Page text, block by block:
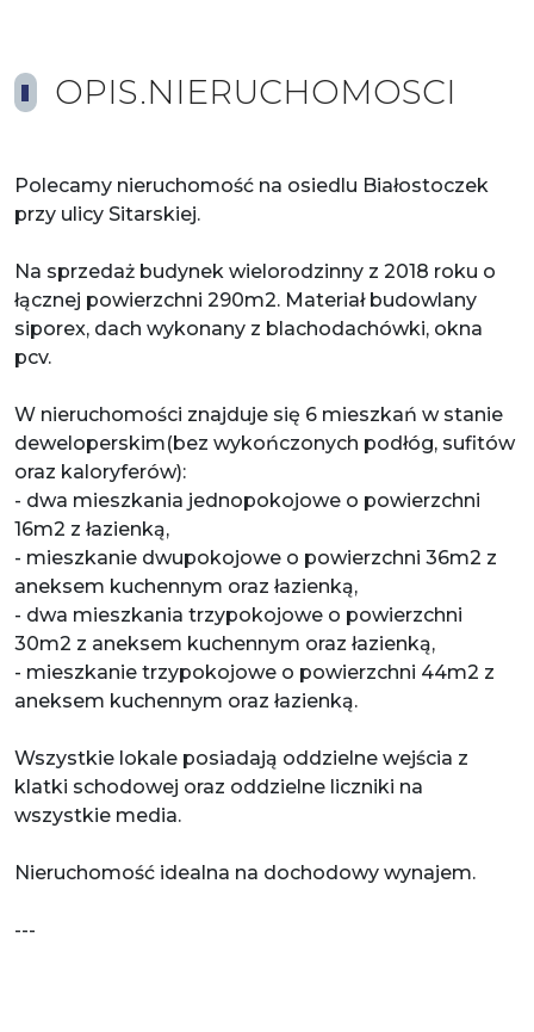
OPIS.NIERUCHOMOSCI
Polecamy nieruchomość na osiedlu Białostoczek
przy ulicy Sitarskiej.
Na sprzedaż budynek wielorodzinny z 2018 roku o
łącznej powierzchni 290m2. Materiał budowlany
siporex, dach wykonany z blachodachówki, okna
pcv.
W nieruchomości znajduje się 6 mieszkań w stanie
deweloperskim(bez wykończonych podłóg, sufitów
oraz kaloryferów):
- dwa mieszkania jednopokojowe o powierzchni
16m2 z łazienką,
- mieszkanie dwupokojowe o powierzchni 36m2 z
aneksem kuchennym oraz łazienką,
- dwa mieszkania trzypokojowe o powierzchni
30m2 z aneksem kuchennym oraz łazienką,
- mieszkanie trzypokojowe o powierzchni 44m2 z
aneksem kuchennym oraz łazienką.
Wszystkie lokale posiadają oddzielne wejścia z
klatki schodowej oraz oddzielne liczniki na
wszystkie media.
Nieruchomość idealna na dochodowy wynajem.
---